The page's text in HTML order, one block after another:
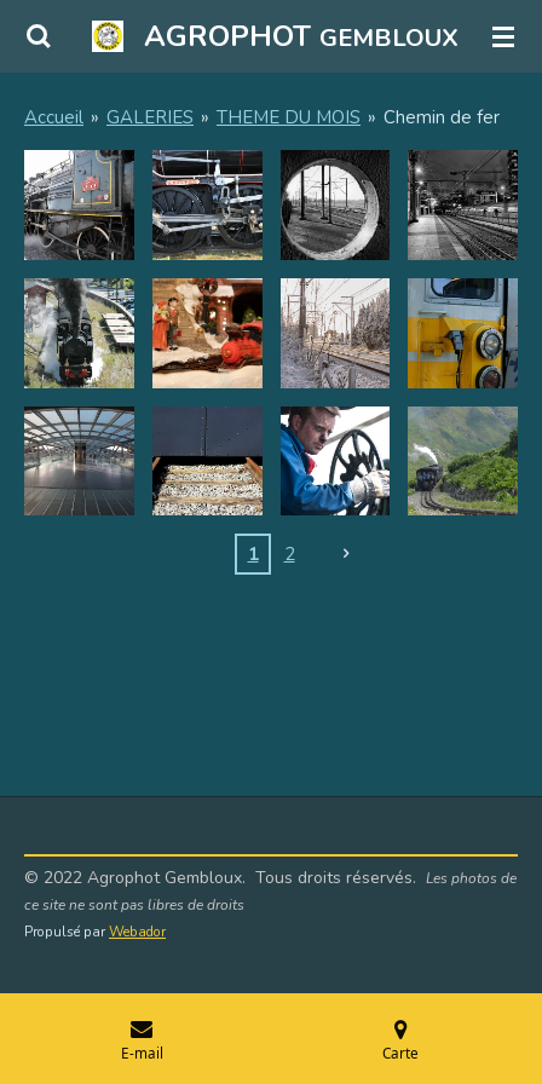
Passer
principal
AGROPHOT GEMBLOUX
Accueil » GALERIES » THEME DU MOIS » Chemin de fer
1 2
© 2022 Agrophot Gembloux. Tous droits réservés. Les photos de
ce site ne sont pas libres de droits
Propulsé parWebador
E-mail Carte